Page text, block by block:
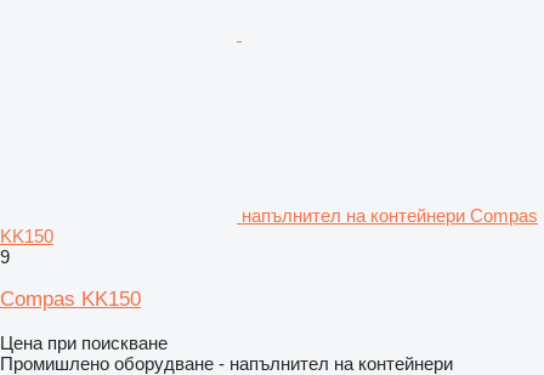
напълнител на контейнери Compas
KK150
9
Compas KK150
Цена при поискване
Промишлено оборудване - напълнител на контейнери